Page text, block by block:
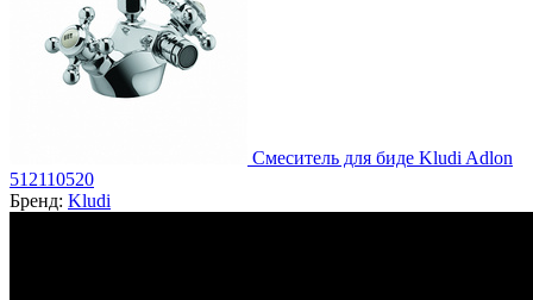
Смеситель для биде Kludi Adlon
512110520
Бренд: Kludi